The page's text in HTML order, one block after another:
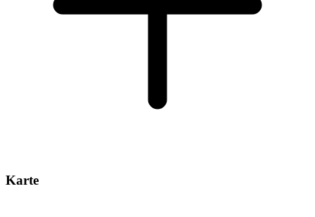
Karte